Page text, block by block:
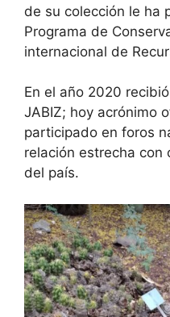
de su colección le ha
Programa de
internacional de
En el año 2020
JABIZ; hoy acrónimo
participado en foros
relación estrecha con
del país.